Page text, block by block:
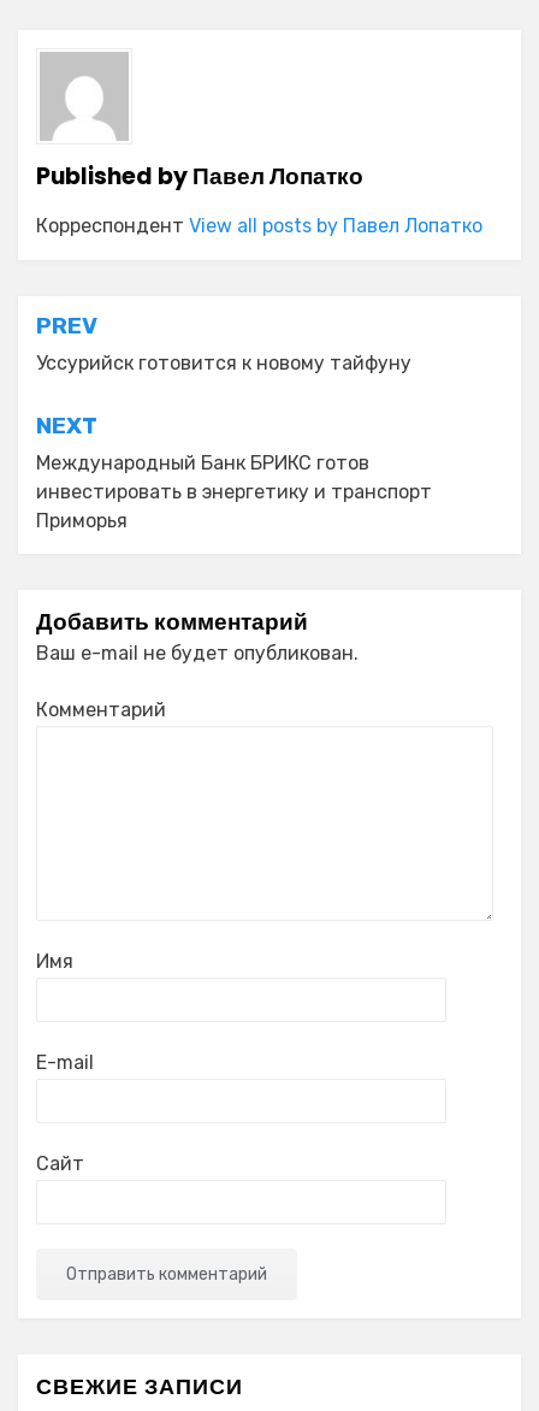
Published byПавел Лопатко
Корреспондент View all posts by Павел Лопатко
Навигация
по
записям
PREV
Уссурийск готовится к новому тайфуну
NEXT
Международный Банк БРИКС готов
инвестировать в энергетику и транспорт
Приморья
Добавить комментарий
Ваш e-mail не будет опубликован.
Комментарий
Имя
E-mail
Сайт
СВЕЖИЕ ЗАПИСИ